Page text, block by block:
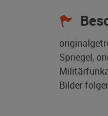
Spriegel,
Bilder